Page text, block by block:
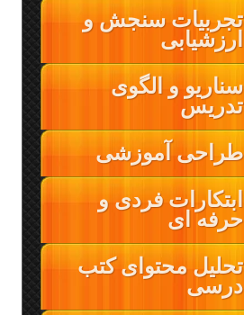
تجربیات سنجش و
ارزشیابی
سناریو و الگوی
تدریس
طراحی آموزشی
ابتکارات فردی و
حرفه ای
تحلیل محتوای کتب
درسی